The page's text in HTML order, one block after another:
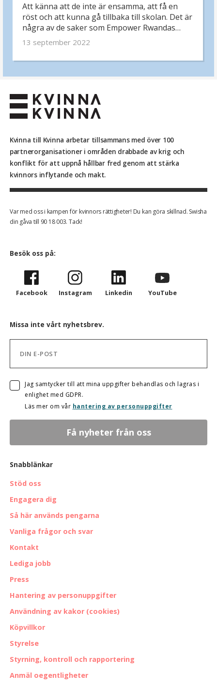
Att känna att de inte är ensamma, att få en
röst och att kunna gå tillbaka till skolan. Det är
några av de saker som Empower Rwandas
program för att stödja unga mammor från
fattiga familjer har betytt för flickorna som
deltar.
13 september 2022
Kvinna till Kvinna arbetar tillsammans med över 100
partnerorganisationer i områden drabbade av krig och
konflikt för att uppnå hållbar fred genom att stärka
kvinnors inflytande och makt.
Var med oss i kampen för kvinnors rättigheter! Du kan göra skillnad. Swisha
din gåva till 90 18 003. Tack!
Besök oss på:
Facebook Instagram Linkedin YouTube
Missa inte vårt nyhetsbrev.
Jag samtycker till att mina uppgifter behandlas och lagras i
enlighet med GDPR.
Läs mer om vår hantering av personuppgifter
Snabblänkar
Stöd oss
Engagera dig
Så här används pengarna
Vanliga frågor och svar
Kontakt
Lediga jobb
Press
Hantering av personuppgifter
Användning av kakor (cookies)
Köpvillkor
Styrelse
Styrning, kontroll och rapportering
Anmäl oegentligheter